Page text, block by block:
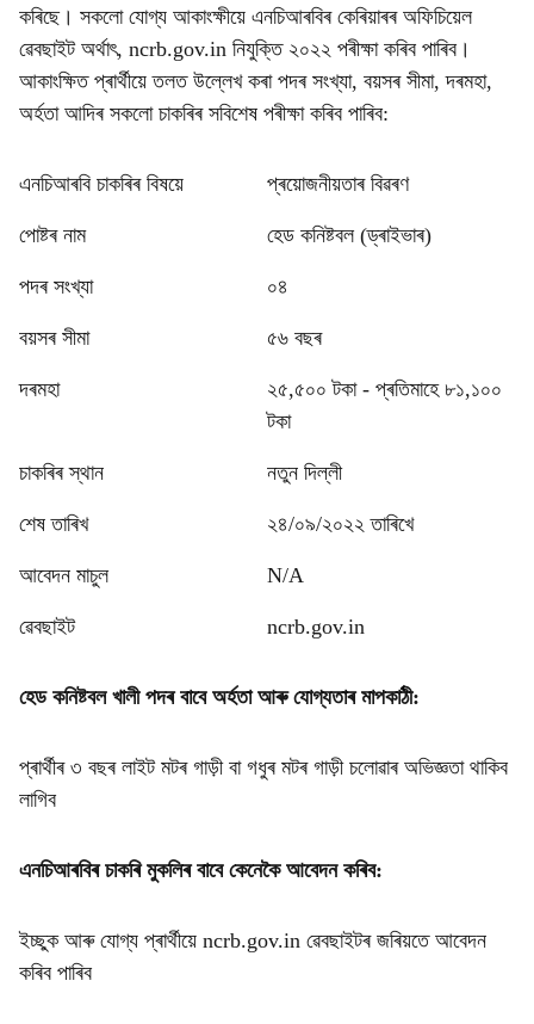
কৰিছে। সকলো যোগ্য আকাংক্ষীয়ে এনচিআৰবিৰ কেৰিয়াৰৰ অফিচিয়েল
ৱেবছাইট অৰ্থাৎ, ncrb.gov.in নিযুক্তি ২০২২ পৰীক্ষা কৰিব পাৰিব।
আকাংক্ষিত প্ৰাৰ্থীয়ে তলত উল্লেখ কৰা পদৰ সংখ্যা, বয়সৰ সীমা, দৰমহা,
অৰ্হতা আদিৰ সকলো চাকৰিৰ সবিশেষ পৰীক্ষা কৰিব পাৰিব:
এনচিআৰবি চাকৰিৰ বিষয়ে প্ৰয়োজনীয়তাৰ বিৱৰণ
পোষ্টৰ নাম হেড কনিষ্টবল (ড্ৰাইভাৰ)
পদৰ সংখ্যা ০৪
বয়সৰ সীমা ৫৬ বছৰ
দৰমহা
২৫,৫০০ টকা - প্ৰতিমাহে ৮১,১০০
টকা
চাকৰিৰ স্থান নতুন দিল্লী
শেষ তাৰিখ ২৪/০৯/২০২২ তাৰিখে
আবেদন মাচুল N/A
ৱেবছাইট ncrb.gov.in
হেড কনিষ্টবল খালী পদৰ বাবে অৰ্হতা আৰু যোগ্যতাৰ মাপকাঠী:
প্ৰাৰ্থীৰ ৩ বছৰ লাইট মটৰ গাড়ী বা গধুৰ মটৰ গাড়ী চলোৱাৰ অভিজ্ঞতা থাকিব
লাগিব
এনচিআৰবিৰ চাকৰি মুকলিৰ বাবে কেনেকৈ আবেদন কৰিব:
ইচ্ছুক আৰু যোগ্য প্ৰাৰ্থীয়ে ncrb.gov.in ৱেবছাইটৰ জৰিয়তে আবেদন
কৰিব পাৰিব